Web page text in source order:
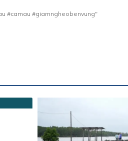
#camau #giamngheobenvung"